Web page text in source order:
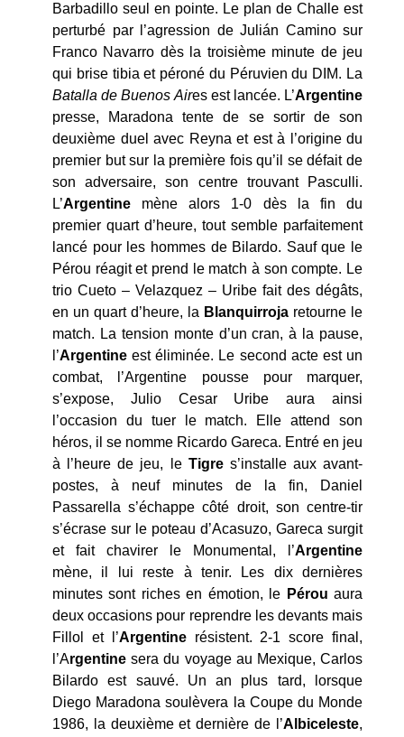
Barbadillo seul en pointe. Le plan de Challe est
perturbé par l’agression de Julián Camino sur
Franco Navarro dès la troisième minute de jeu
qui brise tibia et péroné du Péruvien du DIM. La
Batalla de Buenos Aires est lancée. L’Argentine
presse, Maradona tente de se sortir de son
deuxième duel avec Reyna et est à l’origine du
premier but sur la première fois qu’il se défait de
son adversaire, son centre trouvant Pasculli.
L’Argentine mène alors 1-0 dès la fin du
premier quart d’heure, tout semble parfaitement
lancé pour les hommes de Bilardo. Sauf que le
Pérou réagit et prend le match à son compte. Le
trio Cueto – Velazquez – Uribe fait des dégâts,
en un quart d’heure, la Blanquirroja retourne le
match. La tension monte d’un cran, à la pause,
l’Argentineest éliminée. Le second acte est un
combat, l’Argentine pousse pour marquer,
s’expose, Julio Cesar Uribe aura ainsi
l’occasion du tuer le match. Elle attend son
héros, il se nomme Ricardo Gareca. Entré en jeu
à l’heure de jeu, le Tigres’installe aux avant-
postes, à neuf minutes de la fin, Daniel
Passarella s’échappe côté droit, son centre-tir
s’écrase sur le poteau d’Acasuzo, Gareca surgit
et fait chavirer le Monumental, l’Argentine
mène, il lui reste à tenir. Les dix dernières
minutes sont riches en émotion, le Pérou aura
deux occasions pour reprendre les devants mais
Fillol et l’Argentinerésistent. 2-1 score final,
l’Argentinesera du voyage au Mexique, Carlos
Bilardo est sauvé. Un an plus tard, lorsque
Diego Maradona soulèvera la Coupe du Monde
1986, la deuxième et dernière de l’Albiceleste,